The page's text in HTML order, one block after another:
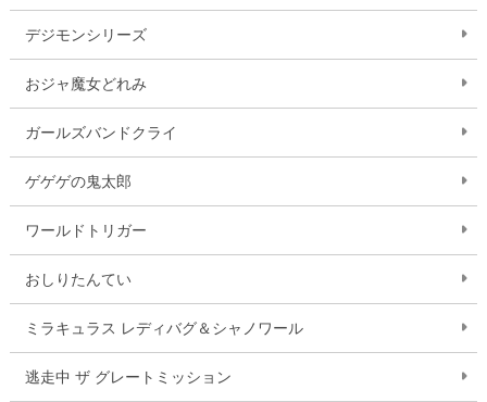
デジモンシリーズ
おジャ魔女どれみ
ガールズバンドクライ
ゲゲゲの鬼太郎
ワールドトリガー
おしりたんてい
ミラキュラス レディバグ＆シャノワール
逃走中 ザ グレートミッション